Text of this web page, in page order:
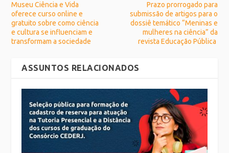
Museu Ciência e Vida
oferece curso online e
gratuito sobre como ciência
e cultura se influenciam e
transformam a sociedade
Prazo prorrogado para
submissão de artigos para o
dossiê temático “Meninas e
mulheres na ciência” da
revista Educação Pública
ASSUNTOS RELACIONADOS